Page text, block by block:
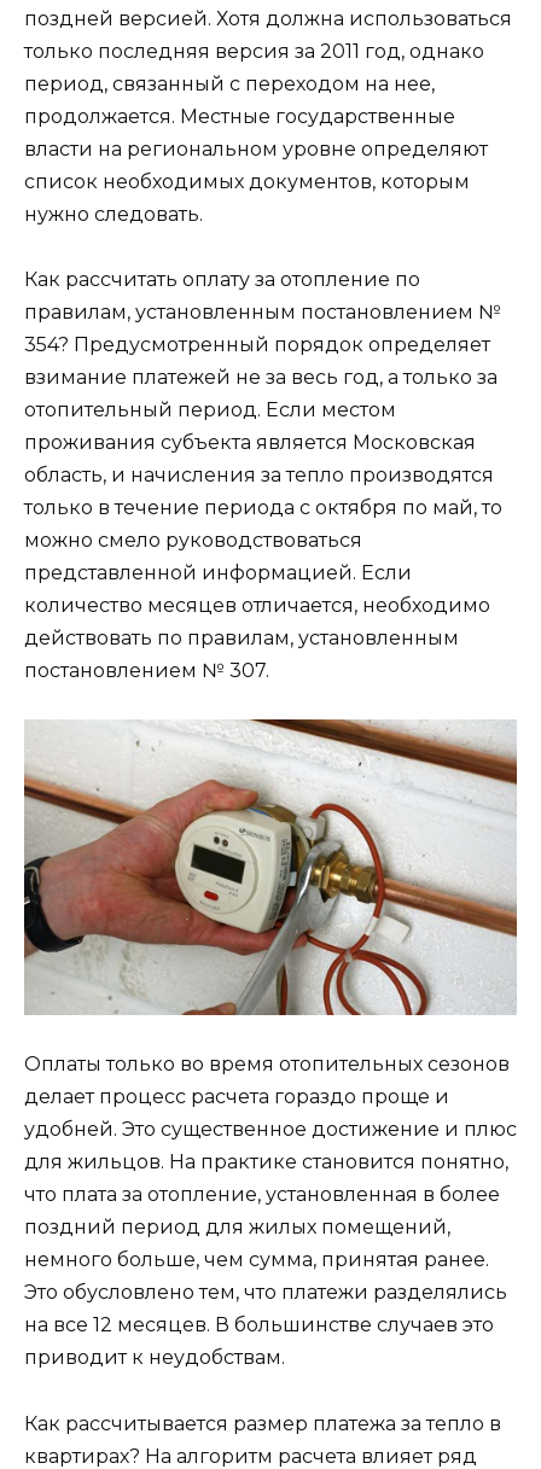
поздней версией. Хотя должна использоваться
только последняя версия за 2011 год, однако
период, связанный с переходом на нее,
продолжается. Местные государственные
власти на региональном уровне определяют
список необходимых документов, которым
нужно следовать.
Как рассчитать оплату за отопление по
правилам, установленным постановлением №
354? Предусмотренный порядок определяет
взимание платежей не за весь год, а только за
отопительный период. Если местом
проживания субъекта является Московская
область, и начисления за тепло производятся
только в течение периода с октября по май, то
можно смело руководствоваться
представленной информацией. Если
количество месяцев отличается, необходимо
действовать по правилам, установленным
постановлением № 307.
Оплаты только во время отопительных сезонов
делает процесс расчета гораздо проще и
удобней. Это существенное достижение и плюс
для жильцов. На практике становится понятно,
что плата за отопление, установленная в более
поздний период для жилых помещений,
немного больше, чем сумма, принятая ранее.
Это обусловлено тем, что платежи разделялись
на все 12 месяцев. В большинстве случаев это
приводит к неудобствам.
Как рассчитывается размер платежа за тепло в
квартирах? На алгоритм расчета влияет ряд